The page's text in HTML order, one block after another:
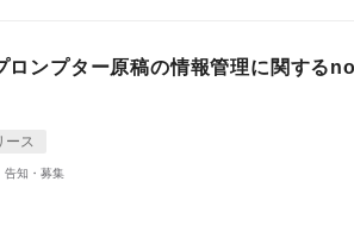
ロンプター原稿の情報管理に関する
ース
告知・募集